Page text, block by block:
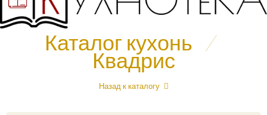
Каталог кухонь /
Квадрис
Назад к каталогу